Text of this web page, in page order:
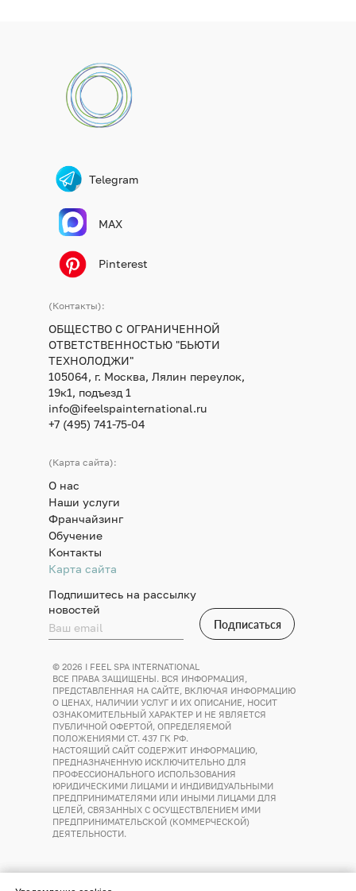
Подпишитесь на рассылку
новостей
Telegram
MAX
Pinterest
© 2026 I FEEL SPA INTERNATIONAL
ВСЕ ПРАВА ЗАЩИЩЕНЫ. ВСЯ ИНФОРМАЦИЯ,
ПРЕДСТАВЛЕННАЯ НА САЙТЕ, ВКЛЮЧАЯ ИНФОРМАЦИЮ
О ЦЕНАХ, НАЛИЧИИ УСЛУГ И ИХ ОПИСАНИЕ, НОСИТ
ОЗНАКОМИТЕЛЬНЫЙ ХАРАКТЕР И НЕ ЯВЛЯЕТСЯ
ПУБЛИЧНОЙ ОФЕРТОЙ, ОПРЕДЕЛЯЕМОЙ
ПОЛОЖЕНИЯМИ СТ. 437 ГК РФ.
НАСТОЯЩИЙ САЙТ СОДЕРЖИТ ИНФОРМАЦИЮ,
ПРЕДНАЗНАЧЕННУЮ ИСКЛЮЧИТЕЛЬНО ДЛЯ
ПРОФЕССИОНАЛЬНОГО ИСПОЛЬЗОВАНИЯ
ЮРИДИЧЕСКИМИ ЛИЦАМИ И ИНДИВИДУАЛЬНЫМИ
ПРЕДПРИНИМАТЕЛЯМИ ИЛИ ИНЫМИ ЛИЦАМИ ДЛЯ
ЦЕЛЕЙ, СВЯЗАННЫХ С ОСУЩЕСТВЛЕНИЕМ ИМИ
ПРЕДПРИНИМАТЕЛЬСКОЙ (КОММЕРЧЕСКОЙ)
ДЕЯТЕЛЬНОСТИ.
(Контакты):
ОБЩЕСТВО С ОГРАНИЧЕННОЙ
ОТВЕТСТВЕННОСТЬЮ "БЬЮТИ
ТЕХНОЛОДЖИ"
105064, г. Москва, Лялин переулок,
19к1, подъезд 1
info@ifeelspainternational.ru
+7 (495) 741-75-04
(Карта сайта):
О нас
Наши услуги
Франчайзинг
Обучение
Контакты
Карта сайта
Подписаться